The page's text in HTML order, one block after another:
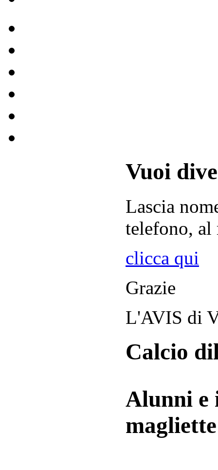
Vuoi
Lascia
telefono, al
clicca qui
Grazie
L'AVIS di
Calcio
Alunni e